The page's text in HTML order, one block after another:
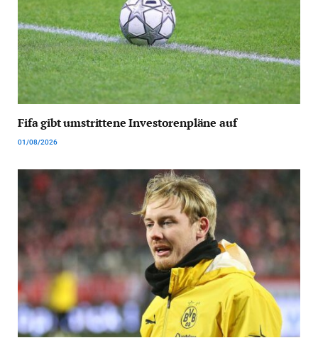
Fifa gibt umstrittene Investorenpläne auf
01/08/2026